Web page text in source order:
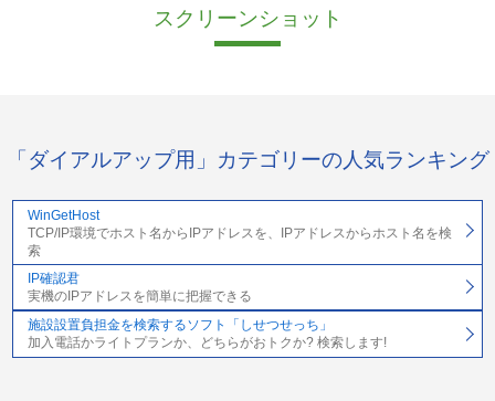
スクリーンショット
「ダイアルアップ用」カテゴリーの人気ランキング
WinGetHost
TCP/IP環境でホスト名からIPアドレスを、IPアドレスからホスト名を検
索
IP確認君
実機のIPアドレスを簡単に把握できる
施設設置負担金を検索するソフト「しせつせっち」
加入電話かライトプランか、どちらがおトクか? 検索します!